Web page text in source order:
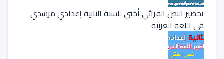
تحضير النص القرائي أختي للسنة الثانية إعدادي مرشدي
في اللغة العربية